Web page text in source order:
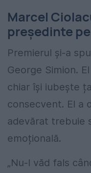
Marcel
președinte
Premierul și-a
George Simion.
chiar își iubește
consecvent. El a
adevărat trebuie
emoțională.
„Nu-l văd fals